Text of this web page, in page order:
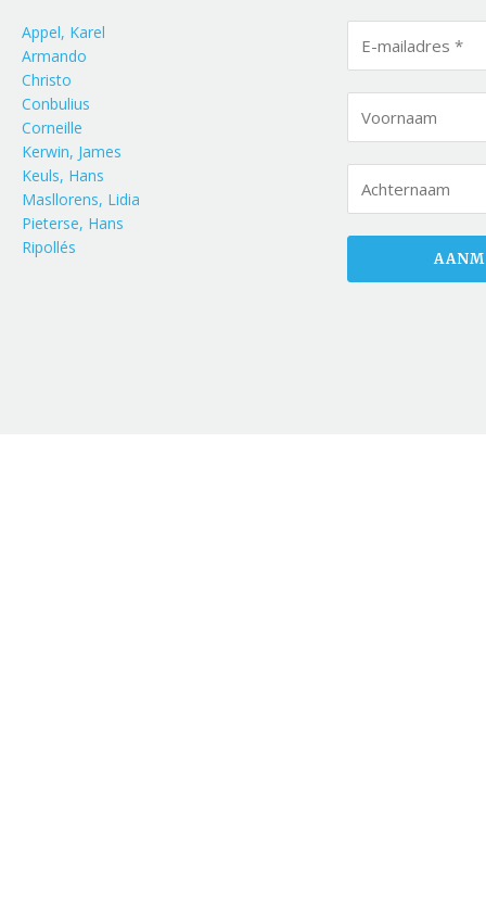
Appel, Karel
Armando
Christo
Conbulius
Corneille
Kerwin, James
Keuls, Hans
Masllorens, Lidia
Pieterse, Hans
Ripollés